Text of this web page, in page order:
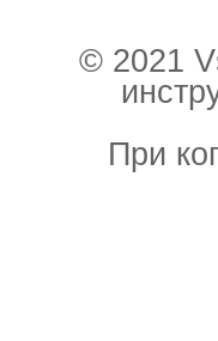
© 2021
При